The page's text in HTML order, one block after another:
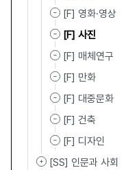
[F] 영화·영상
[F] 사진
[F] 매체연구
[F] 만화
[F] 대중문화
[F] 건축
[F] 디자인
[SS] 인문과 사회